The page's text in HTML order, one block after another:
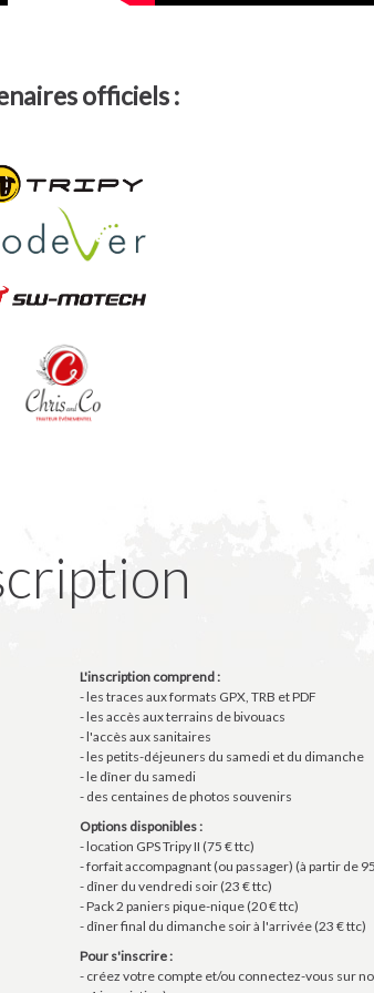
officiels :
L'inscription comprend :
- les traces aux formats GPX, TRB et PDF
- les accès aux terrains de bivouacs
- l'accès aux sanitaires
- les petits-déjeuners du samedi et du dimanche
- le dîner du samedi
- des centaines de photos souvenirs
Options disponibles :
- location GPS Tripy II (75 € ttc)
- forfait accompagnant (ou passager) (à partir de
- dîner du vendredi soir (23 € ttc)
- Pack 2 paniers pique-nique (20 € ttc)
- dîner final du dimanche soir à l'arrivée (23 € ttc)
Pour s'inscrire :
- créez votre compte et/ou connectez-vous sur